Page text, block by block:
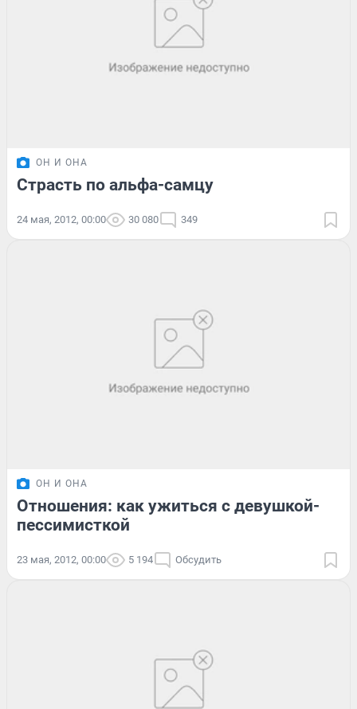
ОН И ОНА
Страсть по альфа-самцу
24 мая, 2012, 00:00 30 080 349
ОН И ОНА
Отношения: как ужиться с девушкой-
пессимисткой
23 мая, 2012, 00:00 5 194 Обсудить